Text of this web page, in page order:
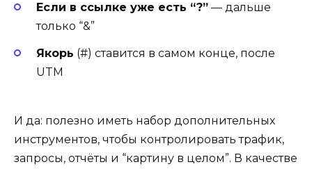
Если в ссылке уже есть “?” — дальше
только “&”
Якорь (#) ставится в самом конце, после
UTM
И да: полезно иметь набор дополнительных
инструментов, чтобы контролировать трафик,
запросы, отчёты и “картину в целом”. В качестве